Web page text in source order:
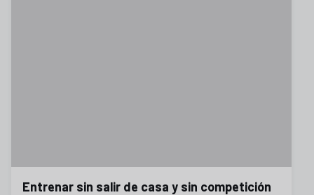
Entrenar sin salir de casa y sin competición